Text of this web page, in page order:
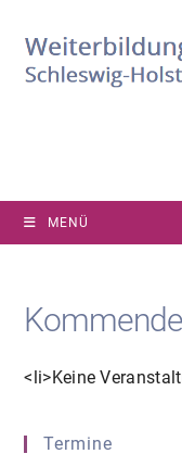
Inhalt
springen
MENÜ
<li>Keine
Termine